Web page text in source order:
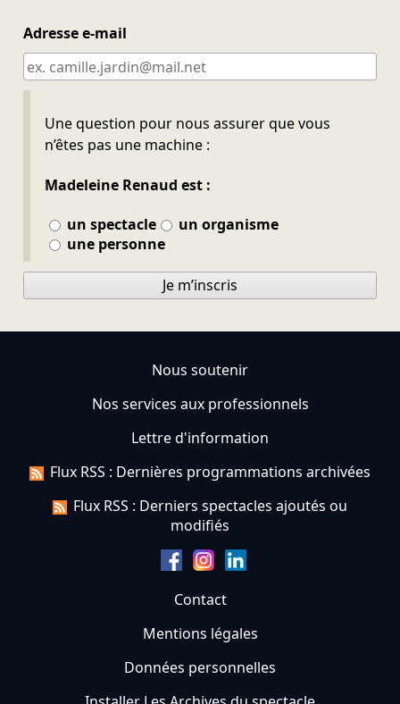
Adresse e-mail
Une question pour nous assurer que vous
n’êtes pas une machine :
Madeleine Renaud est :
un spectacle
un organisme
une personne
Ne pas remplir
Je m’inscris
Nous soutenir
Nos services aux professionnels
Lettre d'information
Flux RSS : Dernières programmations archivées
Flux RSS : Derniers spectacles ajoutés ou
modifiés
Contact
Mentions légales
Données personnelles